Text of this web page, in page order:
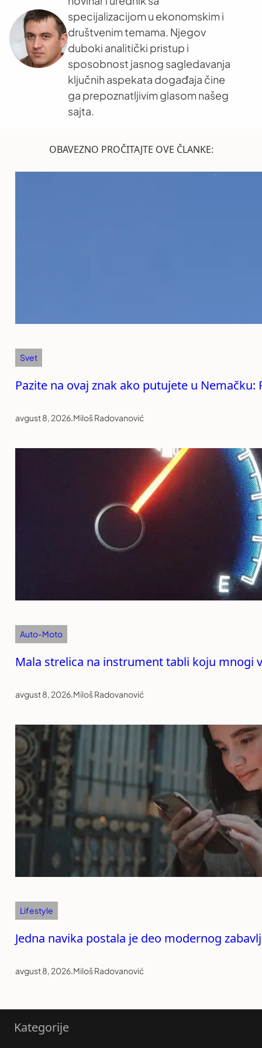
specijalizacijom u ekonomskim i
društvenim temama. Njegov
duboki analitički pristup i
sposobnost jasnog sagledavanja
ključnih aspekata događaja čine
ga prepoznatljivim glasom našeg
sajta.
OBAVEZNO PROČITAJTE OVE ČLANKE:
Svet
Pazite na ovaj znak ako putujete u
avgust 8, 2026.Miloš Radovanović
Auto-Moto
Mala strelica na instrument tabli koju mnogi
avgust 8, 2026.Miloš Radovanović
Lifestyle
Jedna navika postala je deo modernog
avgust 8, 2026.Miloš Radovanović
Kategorije